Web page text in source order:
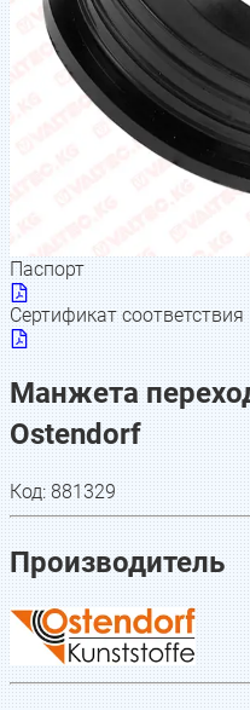
Паспорт
Сертификат соответствия
Манжета
Ostendorf
Код:881329
Производитель